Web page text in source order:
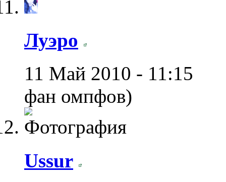
Луэро
11 Май 2010 - 11:15
фан омпфов)
Ussur